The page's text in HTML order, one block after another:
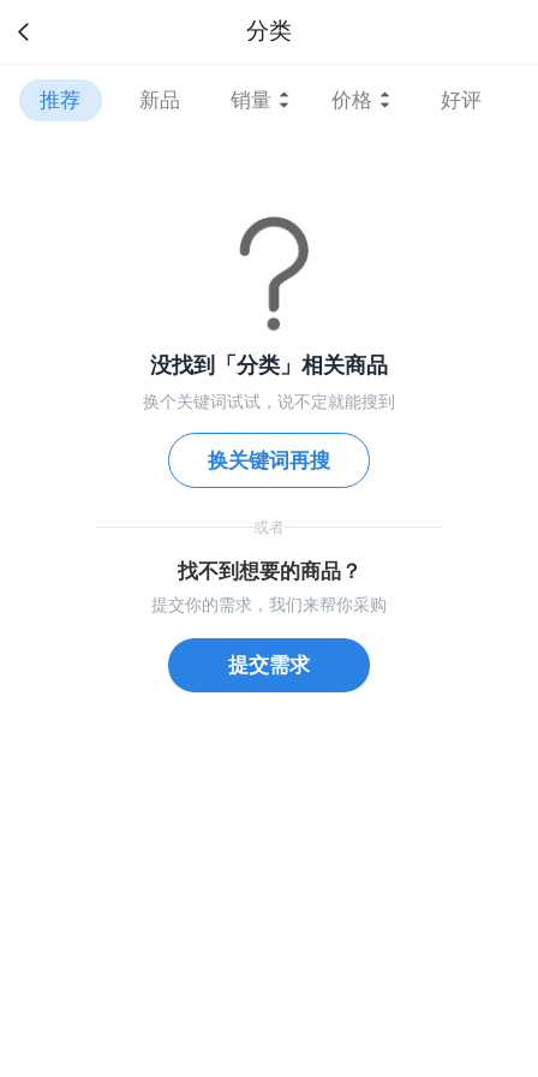
分类
推荐 新品 销量 价格 好评
没找到「分类」相关商品
换个关键词试试，说不定就能搜到
换关键词再搜
或者
找不到想要的商品？
提交你的需求，我们来帮你采购
提交需求